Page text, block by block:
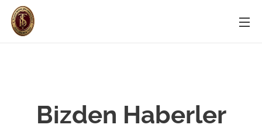
Bizden Haberler